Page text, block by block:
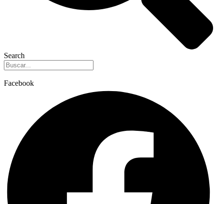
Search
Facebook